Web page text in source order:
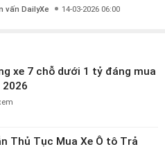
vấn DailyXe 14-03-2026 06:00
xe 7 chỗ dưới 1 tỷ đáng mua
Thủ Tục Mua Xe Ô tô Trả